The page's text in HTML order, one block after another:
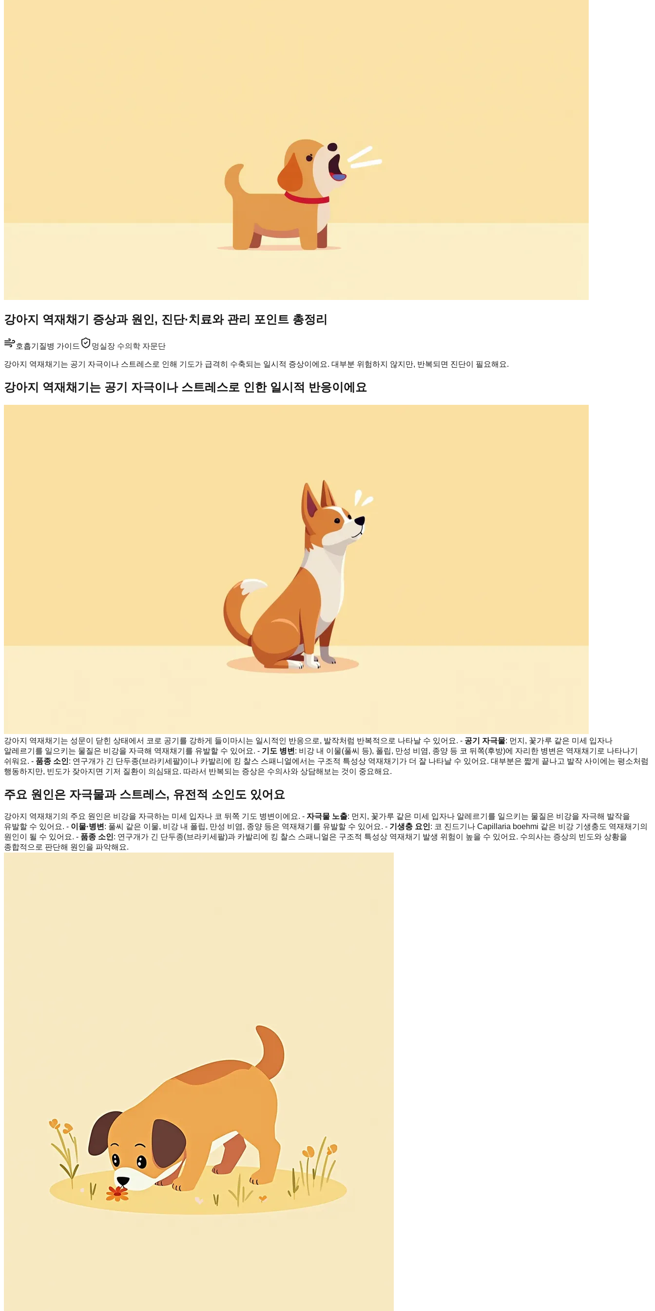
강아지 역재채기 증상과 원인, 진단·치료와 관리 포인트 총정리
호흡기 질병 가이드 멍실장 수의학 자문단
강아지 역재채기는 공기 자극이나 스트레스로 인해 기도가 급격히 수축되는 일시적 증상이에요. 대부분 위험하지 않지만, 반복되면 진단이 필요해요.
강아지 역재채기는 공기 자극이나 스트레스로 인한 일시적 반응이에요
강아지 역재채기는 성문이 닫힌 상태에서 코로 공기를 강하게 들이마시는 일시적인 반응으로, 발작처럼 반복적으로 나타날 수 있어요. - 공기 자극물: 먼지, 꽃가루 같은 미세 입자나
알레르기를 일으키는 물질은 비강을 자극해 역재채기를 유발할 수 있어요. - 기도 병변 : 비강 내 이물(풀씨 등), 폴립, 만성 비염, 종양 등 코 뒤쪽(후방)에 자리한 병변은 역재채기로 나타나기
쉬워요. - 품종 소인: 연구개가 긴 단두종(브라키세팔)이나 카발리에 킹 찰스 스패니얼에서는 구조적 특성상 역재채기가 더 잘 나타날 수 있어요. 대부분은 짧게 끝나고 발작 사이에는 평소처럼
행동하지만, 빈도가 잦아지면 기저 질환이 의심돼요. 따라서 반복되는 증상은 수의사와 상담해보는 것이 중요해요.
주요 원인은 자극물과 스트레스, 유전적 소인도 있어요
강아지 역재채기의 주요 원인은 비강을 자극하는 미세 입자나 코 뒤쪽 기도 병변이에요. - 자극물 노출: 먼지, 꽃가루 같은 미세 입자나 알레르기를 일으키는 물질은 비강을 자극해 발작을
유발할 수 있어요. - 이물·병변: 풀씨 같은 이물, 비강 내 폴립, 만성 비염, 종양 등은 역재채기를 유발할 수 있어요. - 기생충 요인: 코 진드기나 Capillaria boehmi 같은 비강 기생충도 역재채기의
원인이 될 수 있어요. - 품종 소인: 연구개가 긴 단두종(브라키세팔)과 카발리에 킹 찰스 스패니얼은 구조적 특성상 역재채기 발생 위험이 높을 수 있어요. 수의사는 증상의 빈도와 상황을
종합적으로 판단해 원인을 파악해요.